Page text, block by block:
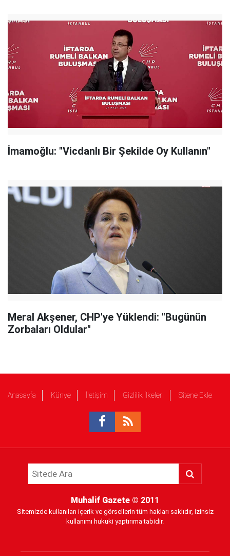
İmamoğlu: "Vicdanlı Bir Şekilde Oy Kullanın"
Meral Akşener, CHP'ye Yüklendi: "Bugünün
Zorbaları Oldular"
Anasayfa Künye İletişim Gizlilik İlkeleri Sitene Ekle
Muhalif Gazete © 2011
Sitemizde kullanılan içerik ve görsellerin tüm hakları saklıdır, izinsiz
kullanımı hukuki yaptırıma tabidir.